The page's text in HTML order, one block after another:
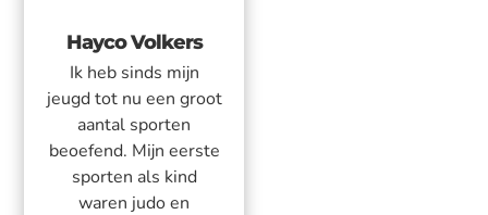
Hayco Volkers
Ik heb sinds mijn
jeugd tot nu een groot
aantal sporten
beoefend. Mijn eerste
sporten als kind
waren judo en